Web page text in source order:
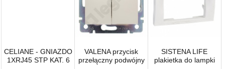
CELIANE - GNIAZDO
1XRJ45 STP KAT. 6
VALENA przycisk
przełączny podwójny
SISTENA LIFE
plakietka do lampki